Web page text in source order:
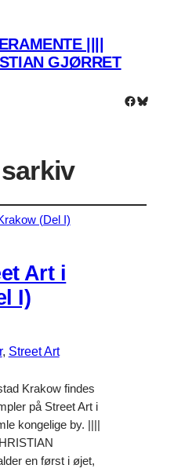
||||
GJØRRET
Art i
I)
, Street Art
Krakow findes
på Street Art i
kongelige by. ||||
en først i øjet,